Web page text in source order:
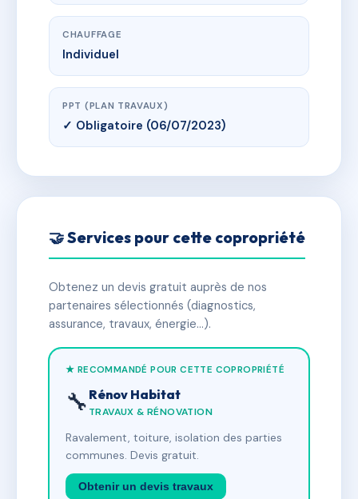
CHAUFFAGE
Individuel
PPT (PLAN TRAVAUX)
✓ Obligatoire (06/07/2023)
🤝 Services pour cette copropriété
Obtenez un devis gratuit auprès de nos
partenaires sélectionnés (diagnostics,
assurance, travaux, énergie…).
★ RECOMMANDÉ POUR CETTE COPROPRIÉTÉ
🔧 Rénov Habitat
TRAVAUX & RÉNOVATION
Ravalement, toiture, isolation des parties
communes. Devis gratuit.
Obtenir un devis travaux